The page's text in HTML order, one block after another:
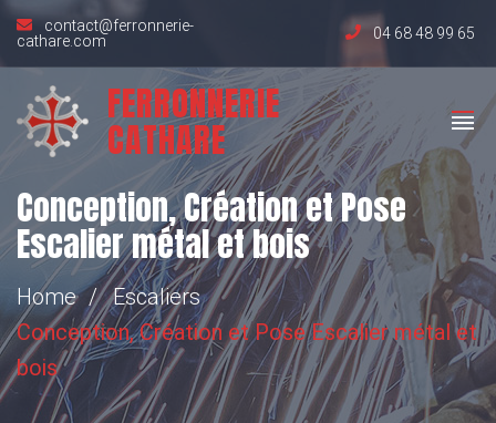
contact@ferronnerie-
cathare.com
04 68 48 99 65
FERRONNERIE
CATHARE
Conception, Création et Pose
Escalier métal et bois
Home
Escaliers
Conception, Création et PoseEscalier métal et
bois